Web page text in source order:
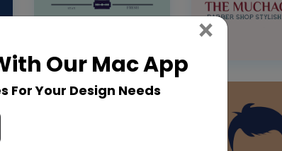
Our Mac App
Your Design Needs
× Close